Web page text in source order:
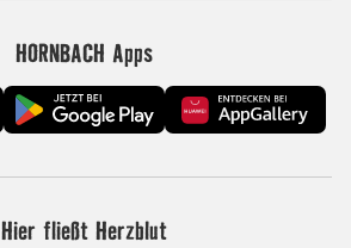
HORNBACH Apps
Hier fließt Herzblut